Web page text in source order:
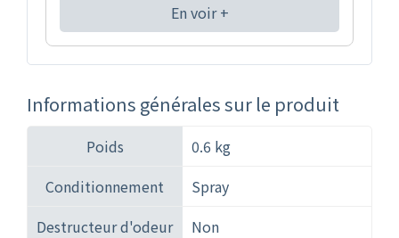
En voir +
Informations générales sur le produit
Poids
0.6 kg
Conditionnement
Spray
Destructeur d'odeur
Non